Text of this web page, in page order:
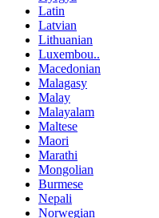
Latin
Latvian
Lithuanian
Luxembou..
Macedonian
Malagasy
Malay
Malayalam
Maltese
Maori
Marathi
Mongolian
Burmese
Nepali
Norwegian